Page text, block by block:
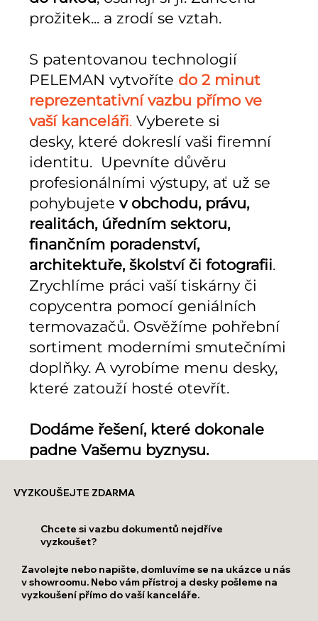
prožitek... a zrodí se vztah.
S patentovanou technologií
PELEMAN vytvoříte do 2 minut
reprezentativní vazbu přímo ve
vaší kanceláři.Vyberete si
desky, které dokreslí vaši firemní
identitu. Upevníte důvěru
profesionálními výstupy, ať už se
pohybujete v obchodu, právu,
realitách, úředním sektoru,
finančním poradenství,
architektuře, školství či fotografii.
Zrychlíme práci vaší tiskárny či
copycentra pomocí geniálních
termovazačů. Osvěžíme pohřební
sortiment moderními smutečními
doplňky. A vyrobíme menu desky,
které zatouží hosté otevřít.
Dodáme řešení, které dokonale
padne Vašemu byznysu.
Zavolejte nebo napište, domluvíme se na ukázce u nás
v showroomu. Nebo vám přístroj a desky pošleme na
vyzkoušení přímo do vaší kanceláře.
Chcete si vazbu dokumentů nejdříve
vyzkoušet?
VYZKOUŠEJTE ZDARMA